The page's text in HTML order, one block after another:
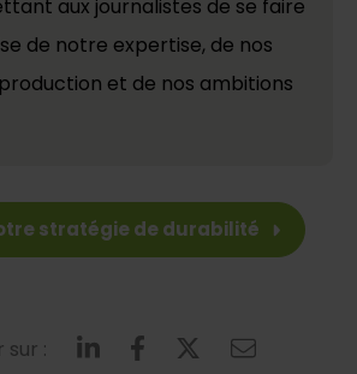
aux journalistes de se faire
de notre expertise, de nos
et de nos ambitions
stratégie de durabilité
sur :